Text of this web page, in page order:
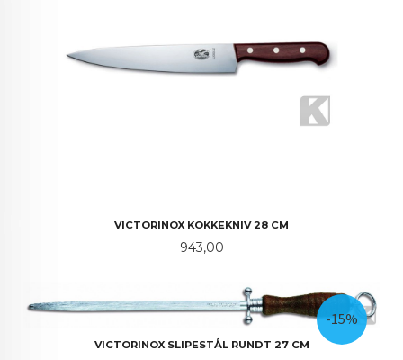
VICTORINOX KOKKEKNIV 28 CM
Pris
943,00
VICTORINOX SLIPESTÅL RUNDT 27 CM
-15%